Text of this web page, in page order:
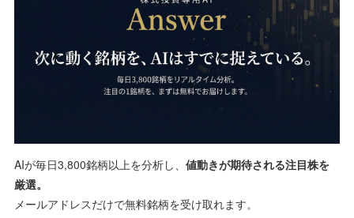
AIが毎日3,800銘柄以上を分析し、 値動きが期待される注目株を
厳選。
メールアドレスだけで無料銘柄を受け取れます。